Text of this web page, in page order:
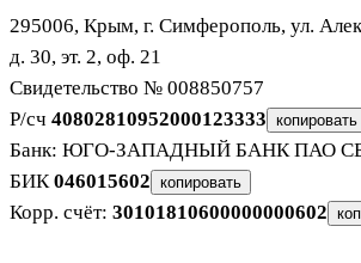
295006, Крым, г. Симферополь, ул.
д. 30, эт. 2, оф. 21
Свидетельство № 008850757
Р/сч 40802810952000123333 копировать
Банк: ЮГО-ЗАПАДНЫЙ БАНК ПАО
БИК 046015602 копировать
Корр. счёт: 30101810600000000602